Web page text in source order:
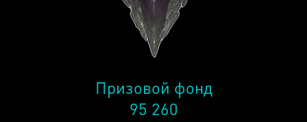
Призовой фонд
95 260